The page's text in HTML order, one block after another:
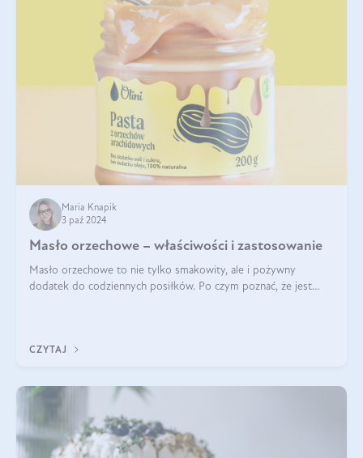
Maria Knapik
3 paź 2024
Masło orzechowe – właściwości i zastosowanie
Masło orzechowe to nie tylko smakowity, ale i pożywny
dodatek do codziennych posiłków. Po czym poznać, że jest
CZYTAJ